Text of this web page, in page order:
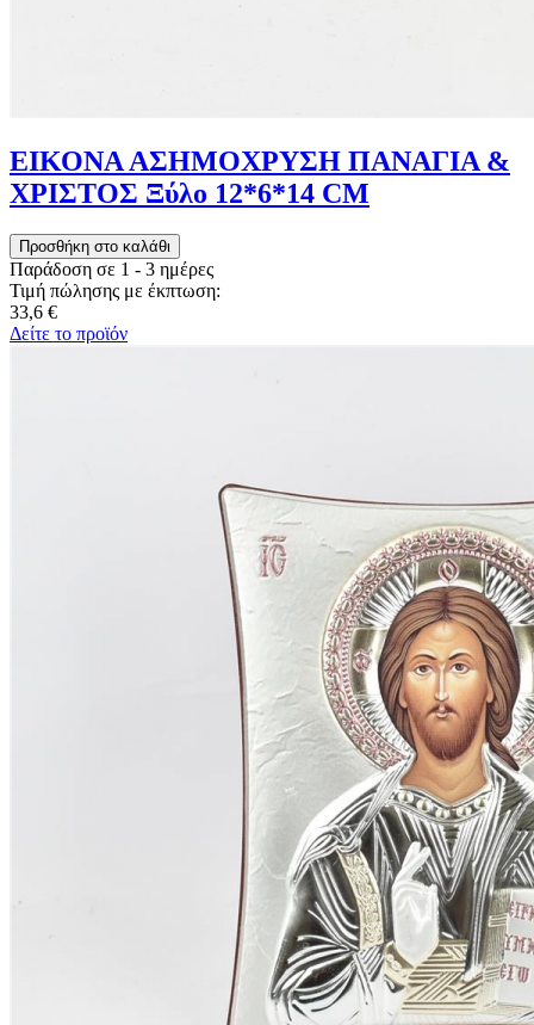
ΕΙΚΟΝΑ ΑΣΗΜΟΧΡΥΣΗ ΠΑΝΑΓΙΑ &
ΧΡΙΣΤΟΣ Ξύλο 12*6*14 CM
Παράδοση σε 1 - 3 ημέρες
Τιμή πώλησης με έκπτωση:
33,6 €
Δείτε το προϊόν